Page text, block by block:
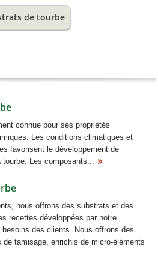
de tourbe
connue pour ses propriétés
Les conditions climatiques et
favorisent le développement de
tourbe. Les composants...
nous offrons des substrats et des
recettes développées par notre
des clients. Nous offrons des
tamisage, enrichis de micro-éléments